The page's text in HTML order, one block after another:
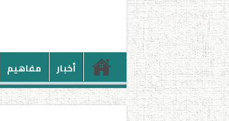
أخبار مفاهيم